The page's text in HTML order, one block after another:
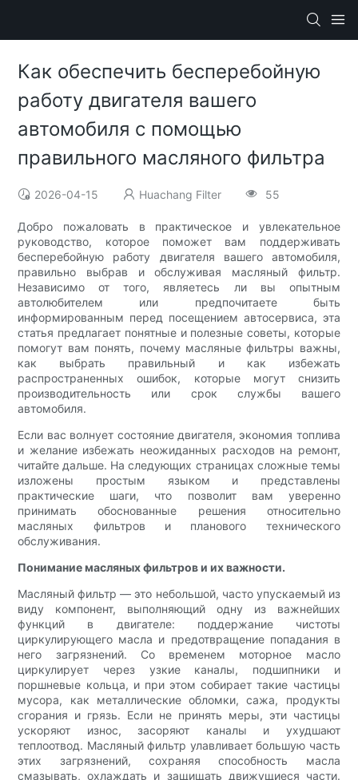
Как обеспечить бесперебойную
работу двигателя вашего
автомобиля с помощью
правильного масляного фильтра
2026-04-15 Huachang Filter 55
Добро пожаловать в практическое и увлекательное
руководство, которое поможет вам поддерживать
бесперебойную работу двигателя вашего автомобиля,
правильно выбрав и обслуживая масляный фильтр.
Независимо от того, являетесь ли вы опытным
автолюбителем или предпочитаете быть
информированным перед посещением автосервиса, эта
статья предлагает понятные и полезные советы, которые
помогут вам понять, почему масляные фильтры важны,
как выбрать правильный и как избежать
распространенных ошибок, которые могут снизить
производительность или срок службы вашего
автомобиля.
Если вас волнует состояние двигателя, экономия топлива
и желание избежать неожиданных расходов на ремонт,
читайте дальше. На следующих страницах сложные темы
изложены простым языком и представлены
практические шаги, что позволит вам уверенно
принимать обоснованные решения относительно
масляных фильтров и планового технического
обслуживания.
Понимание масляных фильтров и их важности.
Масляный фильтр — это небольшой, часто упускаемый из
виду компонент, выполняющий одну из важнейших
функций в двигателе: поддержание чистоты
циркулирующего масла и предотвращение попадания в
него загрязнений. Со временем моторное масло
циркулирует через узкие каналы, подшипники и
поршневые кольца, и при этом собирает такие частицы
мусора, как металлические обломки, сажа, продукты
сгорания и грязь. Если не принять меры, эти частицы
ускоряют износ, засоряют каналы и ухудшают
теплоотвод. Масляный фильтр улавливает большую часть
этих загрязнений, сохраняя способность масла
смазывать, охлаждать и защищать движущиеся части.